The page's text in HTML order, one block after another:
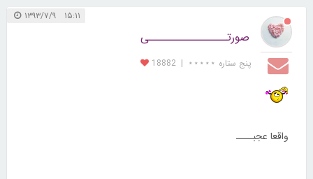
۱۵:۱۱ ۱۳۹۳/۷/۹
صورتــــــــــــــــی
پنج ستاره ⋆⋆⋆⋆⋆ |
18882
واقعا عجبــــ